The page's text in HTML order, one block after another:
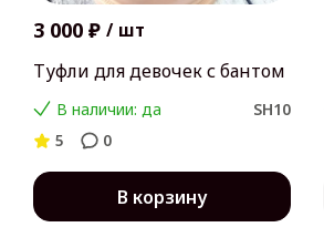
3 000 ₽ / шт
Туфли для девочек с бантом
В наличии: да
SH10
5
0
В корзину